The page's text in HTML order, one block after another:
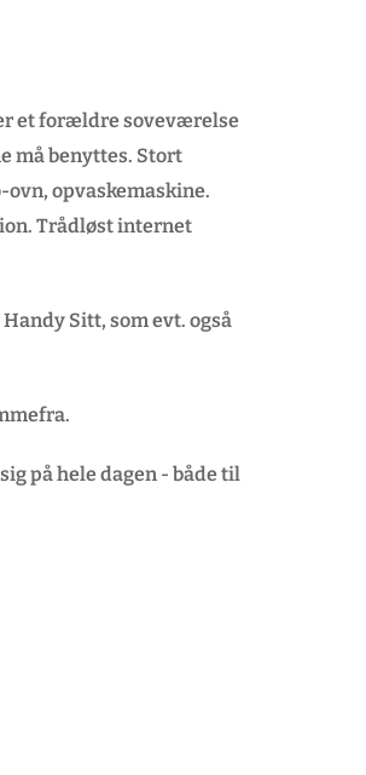
et forældre soveværelse
må benyttes. Stort
opvaskemaskine.
Trådløst internet
Sitt, som evt. også
på hele dagen - både til